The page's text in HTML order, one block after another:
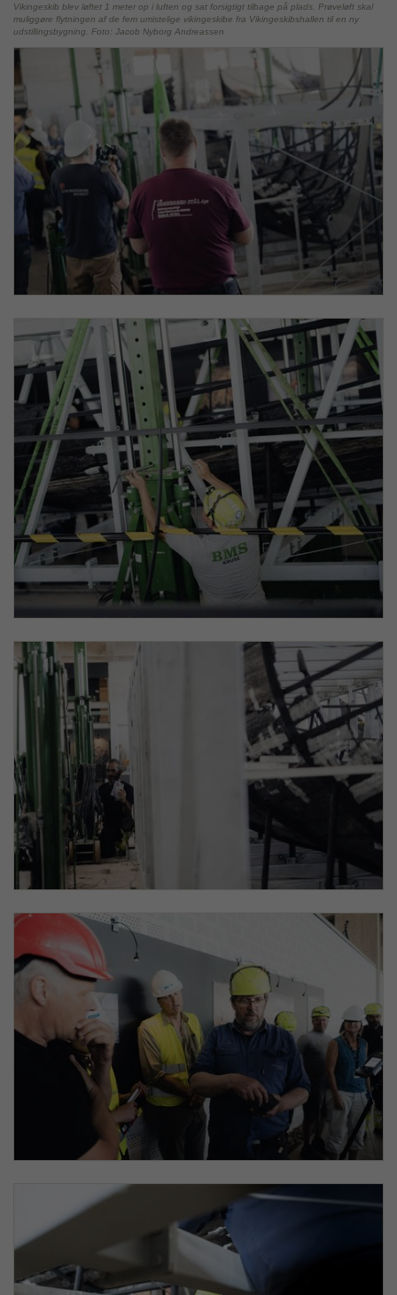
Vikingeskib blev løftet 1 meter op i luften og sat forsigtigt tilbage på plads. Prøveløft skal
muliggøre flytningen af de fem umistelige vikingeskibe fra Vikingeskibshallen til en ny
udstillingsbygning. Foto: Jacob Nyborg Andreassen